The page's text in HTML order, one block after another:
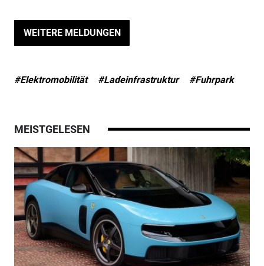
WEITERE MELDUNGEN
#Elektromobilität #Ladeinfrastruktur #Fuhrpark
MEISTGELESEN